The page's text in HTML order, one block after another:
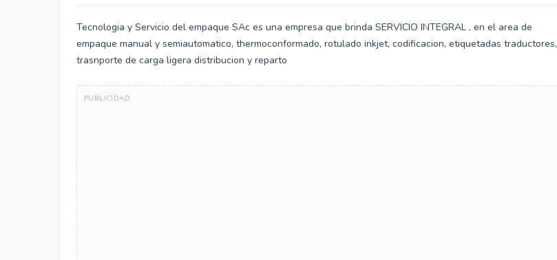
Tecnologia y Servicio del empaque SAc es una empresa que brinda SERVICIO INTEGRAL , en el area de
empaque manual y semiautomatico, thermoconformado, rotulado inkjet, codificacion, etiquetadas traductores,
trasnporte de carga ligera distribucion y reparto